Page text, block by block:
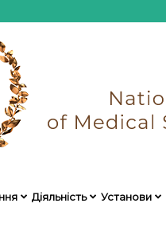
Діяльність Установи